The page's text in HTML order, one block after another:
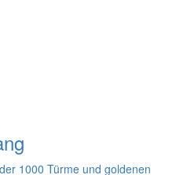
1000 Türme und goldenen